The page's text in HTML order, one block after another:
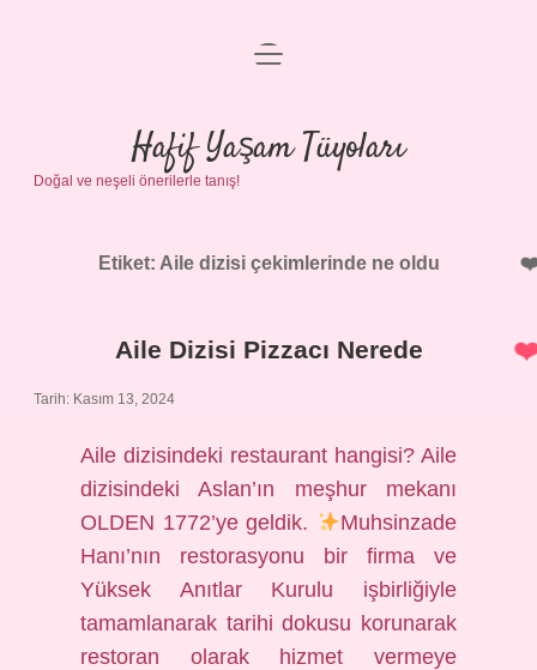
Anasayfa
Gizlilik Politikası
Yasal Uyarı
menüyü
Hafif Yaşam Tüyoları
Doğal ve neşeli önerilerle tanış!
Etiket: Aile dizisi çekimlerinde ne oldu
Aile Dizisi Pizzacı Nerede
Tarih: Kasım 13, 2024
Aile dizisindeki restaurant hangisi? Aile
dizisindeki Aslan’ın meşhur mekanı
OLDEN 1772’ye geldik.
Muhsinzade
Hanı’nın restorasyonu bir firma ve
Yüksek Anıtlar Kurulu işbirliğiyle
tamamlanarak tarihi dokusu korunarak
restoran olarak hizmet vermeye